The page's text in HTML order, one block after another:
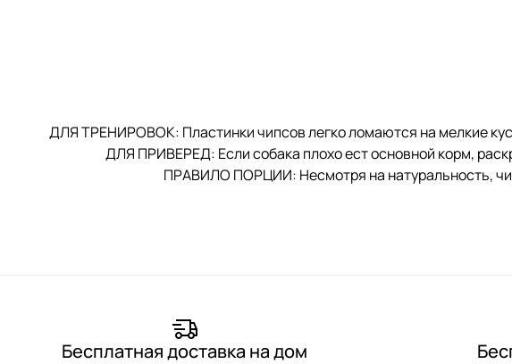
ДЛЯ ТРЕНИРОВОК: Пластинки чипсов легко ломаются на мелкие
ДЛЯ ПРИВЕРЕД: Если собака плохо ест основной корм,
ПРАВИЛО ПОРЦИИ: Несмотря на натуральность,
Бесплатная доставка на дом